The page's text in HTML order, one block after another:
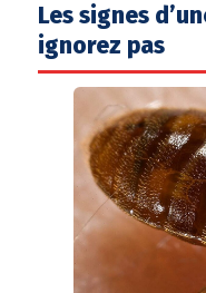
Les signes
ignorez pas